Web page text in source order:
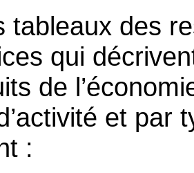
tableaux des
qui
de
et par
: